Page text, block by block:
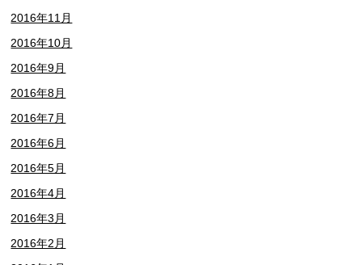
2016年11月
2016年10月
2016年9月
2016年8月
2016年7月
2016年6月
2016年5月
2016年4月
2016年3月
2016年2月